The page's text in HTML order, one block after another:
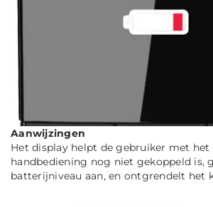
Aanwijzingen
Het display helpt de gebruiker met het
handbediening nog niet gekoppeld is,
batterijniveau aan, en ontgrendelt het